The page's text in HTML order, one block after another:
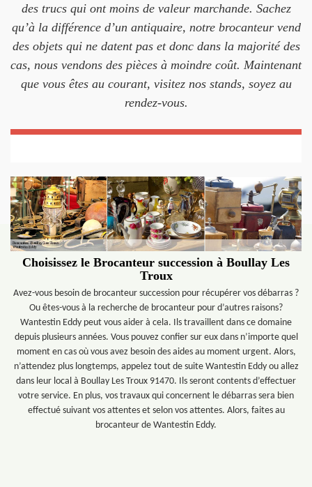
des trucs qui ont moins de valeur marchande. Sachez
qu’à la différence d’un antiquaire, notre brocanteur vend
des objets qui ne datent pas et donc dans la majorité des
cas, nous vendons des pièces à moindre coût. Maintenant
que vous êtes au courant, visitez nos stands, soyez au
rendez-vous.
Choisissez le Brocanteur succession à Boullay Les
Troux
Avez-vous besoin de brocanteur succession pour récupérer vos débarras ?
Ou êtes-vous à la recherche de brocanteur pour d’autres raisons?
Wantestin Eddy peut vous aider à cela. Ils travaillent dans ce domaine
depuis plusieurs années. Vous pouvez confier sur eux dans n’importe quel
moment en cas où vous avez besoin des aides au moment urgent. Alors,
n’attendez plus longtemps, appelez tout de suite Wantestin Eddy ou allez
dans leur local à Boullay Les Troux 91470. Ils seront contents d’effectuer
votre service. En plus, vos travaux qui concernent le débarras sera bien
effectué suivant vos attentes et selon vos attentes. Alors, faites au
brocanteur de Wantestin Eddy.